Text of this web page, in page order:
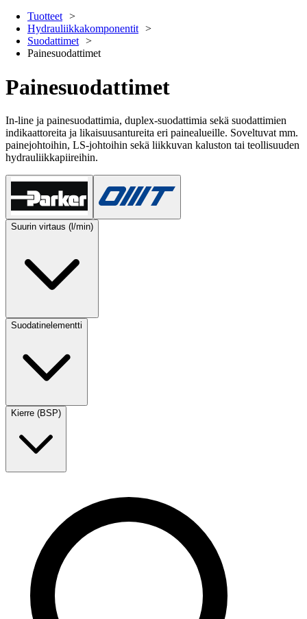
Tuotteet
Hydrauliikkakomponentit
Suodattimet
Painesuodattimet
Painesuodattimet
In-line ja painesuodattimia, duplex-suodattimia sekä suodattimien
indikaattoreita ja likaisuusantureita eri painealueille. Soveltuvat mm.
painejohtoihin, LS-johtoihin sekä liikkuvan kaluston tai teollisuuden
hydrauliikkapiireihin.
Suurin virtaus (l/min)
Suodatinelementti
Kierre (BSP)